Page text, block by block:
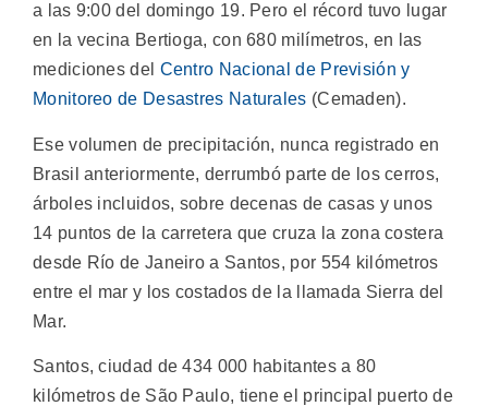
a las 9:00 del domingo 19. Pero el récord tuvo lugar
en la vecina Bertioga, con 680 milímetros, en las
mediciones del Centro Nacional de Previsión y
Monitoreo de Desastres Naturales (Cemaden).
Ese volumen de precipitación, nunca registrado en
Brasil anteriormente, derrumbó parte de los cerros,
árboles incluidos, sobre decenas de casas y unos
14 puntos de la carretera que cruza la zona costera
desde Río de Janeiro a Santos, por 554 kilómetros
entre el mar y los costados de la llamada Sierra del
Mar.
Santos, ciudad de 434 000 habitantes a 80
kilómetros de São Paulo, tiene el principal puerto de